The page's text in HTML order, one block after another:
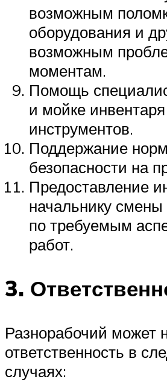
возможным
оборудования и
возможным
моментам.
Помощь
и мойке
инструментов.
Поддержание норм
безопасности на
Предоставление
начальнику смены
по требуемым
работ.
3.
Разнорабочий может
ответственность в
случаях: